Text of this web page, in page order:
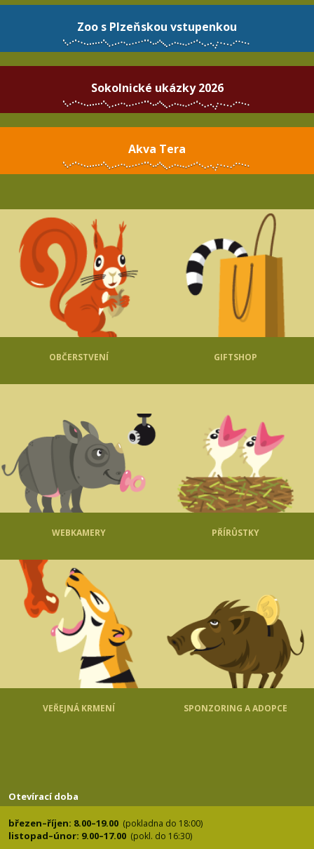
Zoo s Plzeňskou vstupenkou
Sokolnické ukázky 2026
Akva Tera
OBČERSTVENÍ GIFTSHOP
WEBKAMERY PŘÍRŮSTKY
VEŘEJNÁ KRMENÍ SPONZORING A ADOPCE
Otevírací doba
březen–říjen: 8.00–19.00 (pokladna do 18:00)
listopad–únor: 9.00–17.00 (pokl. do 16:30)